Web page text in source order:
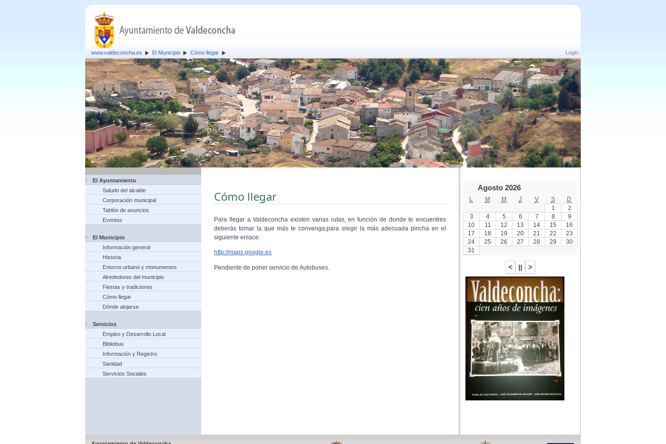
Login
www.valdeconcha.es El Municipio Cómo llegar
El Ayuntamiento
Saludo del alcalde
Corporación municipal
Tablón de anuncios
Eventos
El Municipio
Información general
Historia
Entorno urbano y monumentos
Alrededores del municipio
Fiestas y tradiciones
Cómo llegar
Dónde alojarse
Servicios
Empleo y Desarrollo Local
Bibliobus
Información y Registro
Sanidad
Servicios Sociales
Cómo llegar
Para llegar a Valdeconcha existen varias rutas, en función de donde te encuentres
deberás tomar la que más te convenga,para elegir la más adecuada pincha en el
siguiente enlace:
http://maps.google.es
Pendiente de poner servicio de Autobuses.
Agosto 2026
M M J V S
D
1
2
3
4 5 6 7 8
9
10
11 12 13 14 15
16
17
18 19 20 21 22
23
24
25 26 27 28 29
30
31